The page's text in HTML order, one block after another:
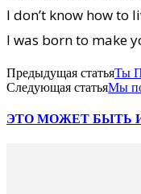
I don’t know how to
I was born to make
Предыдущая статьяТы
Следующая статьяМы
ЭТО МОЖЕТ БЫТЬ